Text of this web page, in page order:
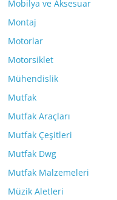
Mobilya ve Aksesuar
Montaj
Motorlar
Motorsiklet
Mühendislik
Mutfak
Mutfak Araçları
Mutfak Çeşitleri
Mutfak Dwg
Mutfak Malzemeleri
Müzik Aletleri